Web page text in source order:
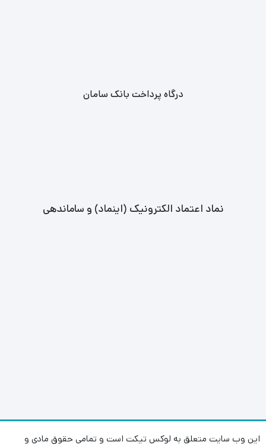
درگاه پرداخت بانک سامان
نماد اعتماد الکترونیک (اینماد) و ساماندهی
این وب سایت متعلق به لوکس تیکت است و تمامی حقوق مادی و